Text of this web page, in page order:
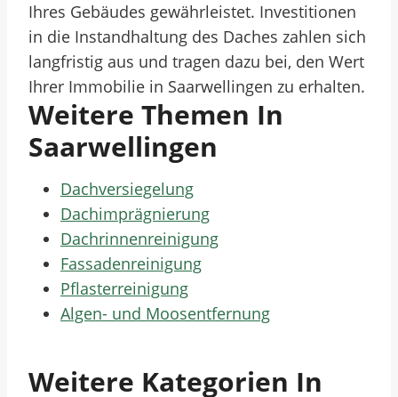
Ihres Gebäudes gewährleistet. Investitionen
in die Instandhaltung des Daches zahlen sich
langfristig aus und tragen dazu bei, den Wert
Ihrer Immobilie in Saarwellingen zu erhalten.
Weitere Themen In
Saarwellingen
Dachversiegelung
Dachimprägnierung
Dachrinnenreinigung
Fassadenreinigung
Pflasterreinigung
Algen- und Moosentfernung
Weitere Kategorien In